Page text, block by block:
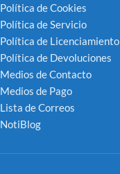
Política de Cookies
Política de Servicio
Política de Licenciamiento
Política de Devoluciones
Medios de Contacto
Medios de Pago
Lista de Correos
NotiBlog